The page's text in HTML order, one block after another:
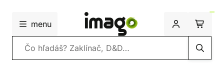
menu
Vyhľadávanie